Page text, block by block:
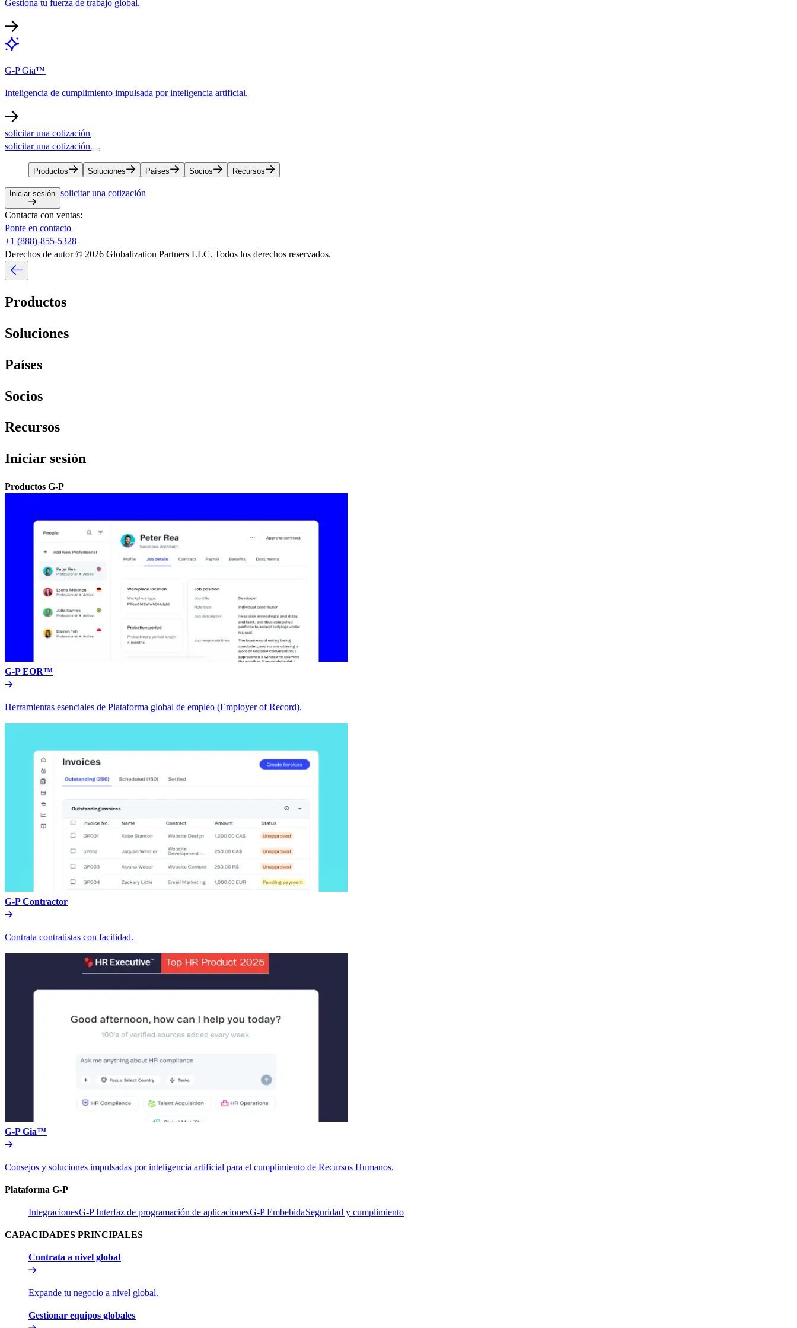
Gestiona tu fuerza de trabajo global.​​
G-P Gia™​​
Inteligencia de cumplimiento impulsada por inteligencia artificial.​​
solicitar una cotización​​
solicitar una cotización​​
Productos​​ Soluciones​​ Países​​ Socios​​ Recursos​​
Iniciar sesión​​ solicitar una cotización​​
Contacta con ventas:​​
Ponte en contacto​​
+1 (888)-855-5328​​
Derechos de autor © 2026 Globalization Partners LLC. Todos los derechos reservados.​​
Productos​​
Soluciones​​
Países​​
Socios​​
Recursos​​
Iniciar sesión​​
Productos G-P​​
G-P EOR™​​
Herramientas esenciales de Plataforma global de empleo (Employer of Record).​​
G-P Contractor​​
Contrata contratistas con facilidad.​​
G-P Gia™​​
Consejos y soluciones impulsadas por inteligencia artificial para el cumplimiento de Recursos Humanos.​​
Plataforma G-P​​
Integraciones​​G-P Interfaz de programación de aplicaciones​​G-P Embebida​​Seguridad y cumplimiento​​
CAPACIDADES PRINCIPALES​​
Contrata a nivel global​​
Expande tu negocio a nivel global.​​
Gestionar equipos globales​​